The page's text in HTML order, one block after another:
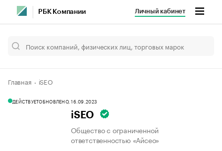
РБК Компании Личный кабинет
Главная iSEO
ДЕЙСТВУЕТОБНОВЛЕНО, 16.09.2023
iSEO
Общество с ограниченной
ответственностью «Айсео»